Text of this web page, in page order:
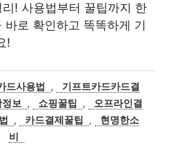
! 사용법부터 꿀팁까지 한
로 확인하고 똑똑하게 기
!
드사용법 ,
기프트카드카드결
보 , 쇼핑꿀팁 ,
오프라인결
, 카드결제꿀팁 ,
현명한소
비